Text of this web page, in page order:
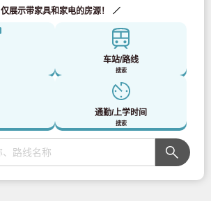
仅展示带家具和家电的房源！
车站/路线
搜索
通勤/上学时间
搜索